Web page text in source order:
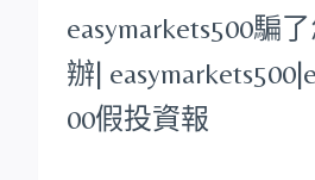
easymarkets500騙
辦| easymarkets500|
00假投資報